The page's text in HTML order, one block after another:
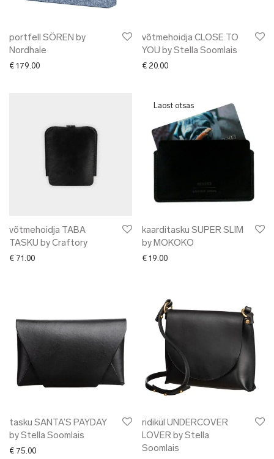
portfell SÖREN by
Nordhale
€ 179.00
võtmehoidja CLOSE TO
YOU by Stella Soomlais
€ 20.00
võtmehoidja TABA
TASKU by Craftory
€ 71.00
kaarditasku SUPER SLIM
by MOKOKO
€ 19.00
tasku SANTA’S PAYDAY
by Stella Soomlais
€ 75.00
ridikül UNDERCOVER
LOVER by Stella
Soomlais